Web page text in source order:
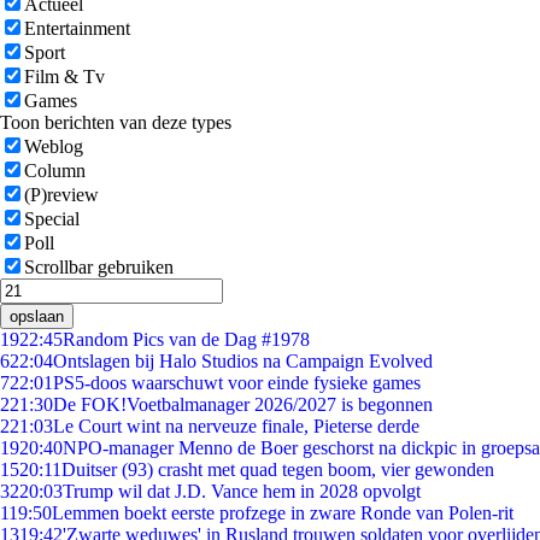
Actueel
Entertainment
Sport
Film & Tv
Games
Toon berichten van deze types
Weblog
Column
(P)review
Special
Poll
Scrollbar gebruiken
opslaan
1922:45Random Pics van de Dag #1978
622:04Ontslagen bij Halo Studios na Campaign Evolved
722:01PS5-doos waarschuwt voor einde fysieke games
221:30De FOK!Voetbalmanager 2026/2027 is begonnen
221:03Le Court wint na nerveuze finale, Pieterse derde
1920:40NPO-manager Menno de Boer geschorst na dickpic in
1520:11Duitser (93) crasht met quad tegen boom, vier gewonden
3220:03Trump wil dat J.D. Vance hem in 2028 opvolgt
119:50Lemmen boekt eerste profzege in zware Ronde van Polen-rit
1319:42'Zwarte weduwes' in Rusland trouwen soldaten voor